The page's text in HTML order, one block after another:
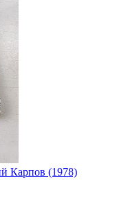
Карпов (1978)